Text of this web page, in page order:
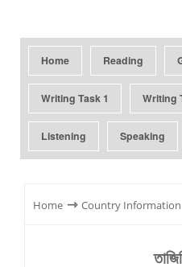
Home Reading
Writing Task 1 Writing
Listening Speaking
Home ⇾ Country Information